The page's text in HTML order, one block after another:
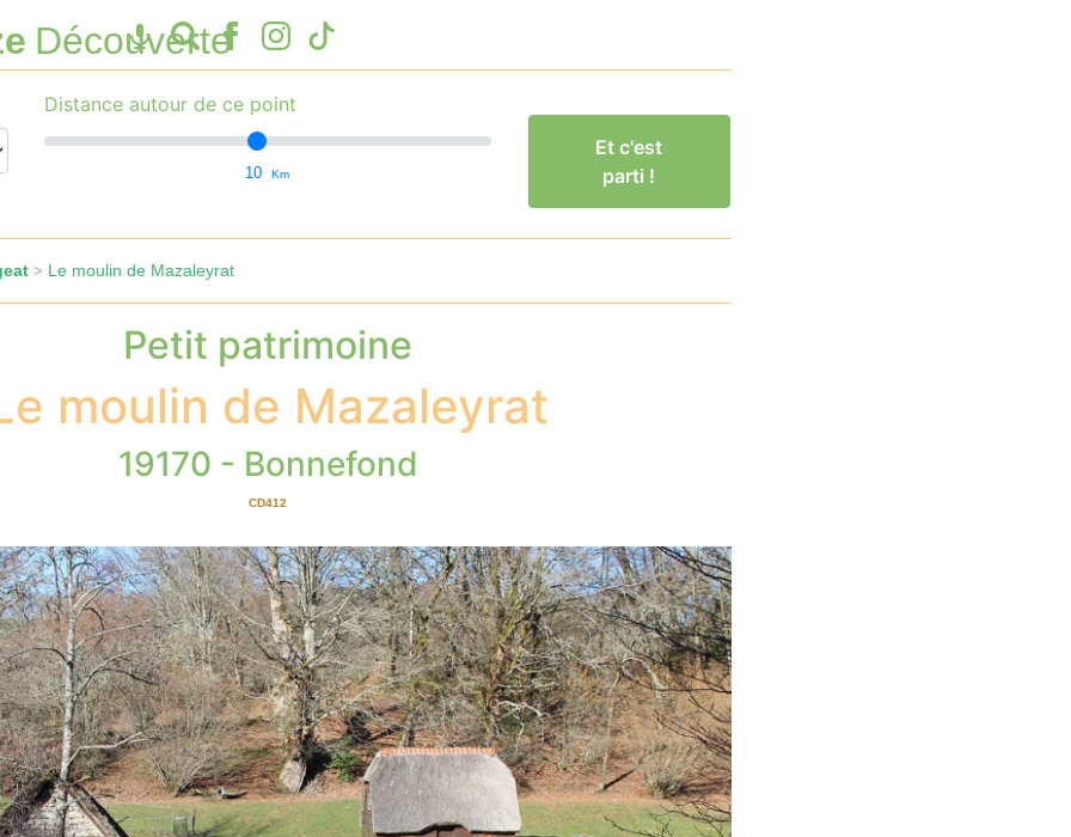
Découverte
Distance autour de ce point
10 Km
Et c'est
parti !
> Le moulin de Mazaleyrat
Petit patrimoine
moulin de Mazaleyrat
19170 - Bonnefond
CD412